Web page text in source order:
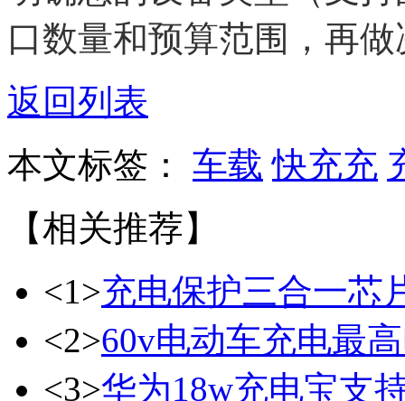
口数量和预算范围，再
返回列表
本文标签： 车载 快充充
【相关推荐】
<1>充电保护三合一芯
<2>60v电动车充电最
<3>华为18w充电宝支